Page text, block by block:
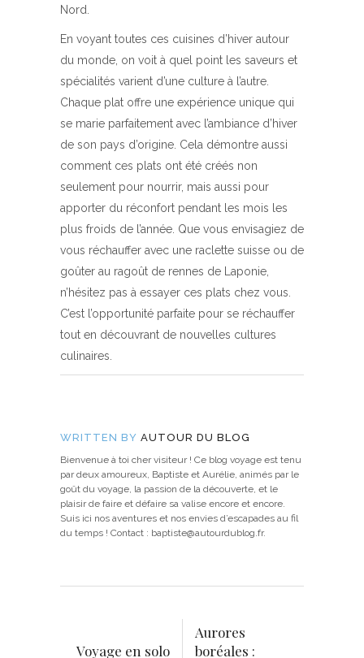
Nord.
En voyant toutes ces cuisines d’hiver autour
du monde, on voit à quel point les saveurs et
spécialités varient d’une culture à l’autre.
Chaque plat offre une expérience unique qui
se marie parfaitement avec l’ambiance d’hiver
de son pays d’origine. Cela démontre aussi
comment ces plats ont été créés non
seulement pour nourrir, mais aussi pour
apporter du réconfort pendant les mois les
plus froids de l’année. Que vous envisagiez de
vous réchauffer avec une raclette suisse ou de
goûter au ragoût de rennes de Laponie,
n’hésitez pas à essayer ces plats chez vous.
C’est l’opportunité parfaite pour se réchauffer
tout en découvrant de nouvelles cultures
culinaires.
WRITTEN BY AUTOUR DU BLOG
Bienvenue à toi cher visiteur ! Ce blog voyage est tenu
par deux amoureux, Baptiste et Aurélie, animés par le
goût du voyage, la passion de la découverte, et le
plaisir de faire et défaire sa valise encore et encore.
Suis ici nos aventures et nos envies d’escapades au fil
du temps ! Contact : baptiste@autourdublog.fr.
Voyage en solo
Aurores
boréales :